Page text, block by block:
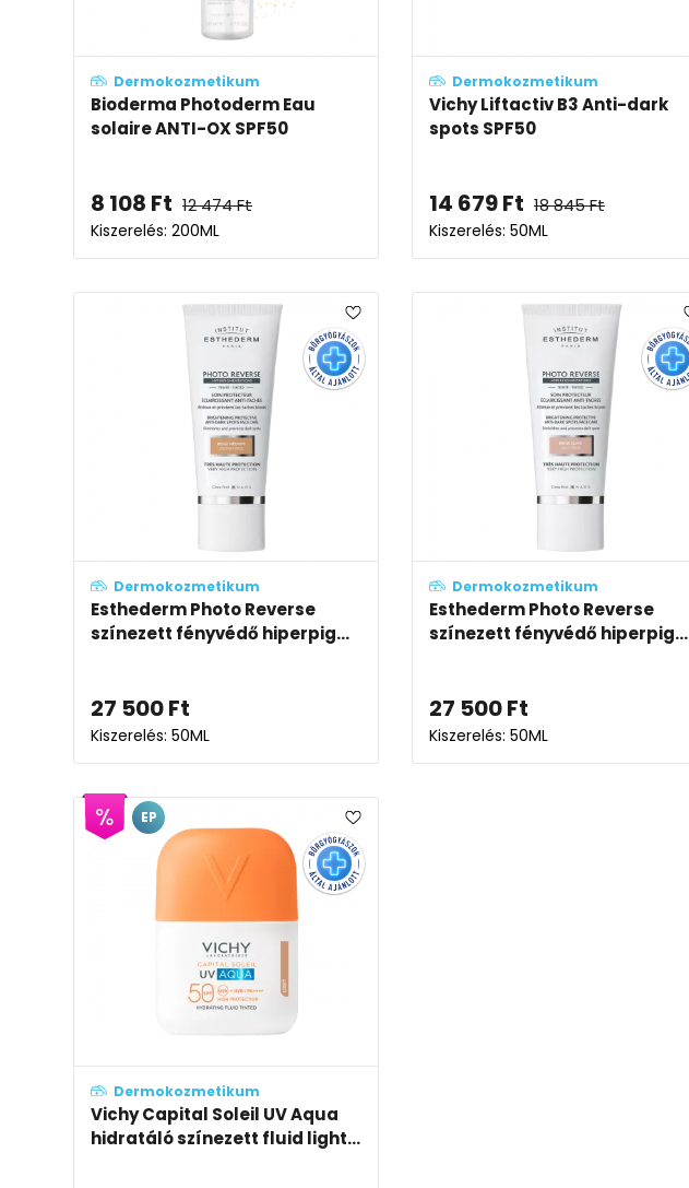
Dermokozmetikum
Bioderma Photoderm Eau
solaire ANTI-OX SPF50
8 108 Ft 12 474Ft
Kiszerelés: 200ML
Dermokozmetikum
Vichy Liftactiv B3 Anti-dark
spots SPF50
14 679Ft 18 845Ft
Kiszerelés: 50ML
Dermokozmetikum
Esthederm Photo Reverse
színezett fényvédő hiperpig...
27 500Ft
Kiszerelés: 50ML
Dermokozmetikum
Esthederm Photo Reverse
színezett fényvédő hiperpig...
27 500Ft
Kiszerelés: 50ML
Dermokozmetikum
Vichy Capital Soleil UV Aqua
hidratáló színezett fluid light...
EP